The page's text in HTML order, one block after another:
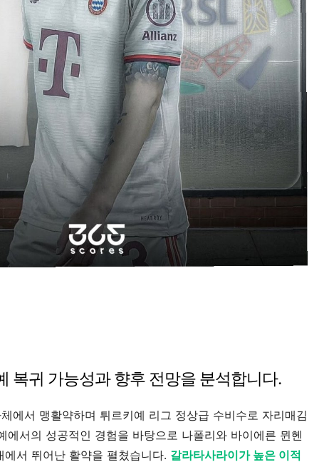
복귀 가능성과 향후 전망을 분석합니다.
에서 맹활약하며 튀르키예 리그 정상급 수비수로 자리매김
에서의 성공적인 경험을 바탕으로 나폴리와 바이에른 뮌헨
서 뛰어난 활약을 펼쳤습니다. 갈라타사라이가 높은 이적